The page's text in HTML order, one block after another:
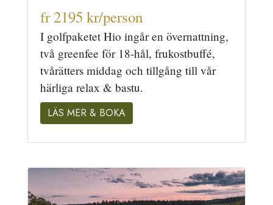
fr 2195 kr/person
I golfpaketet Hio ingår en övernattning,
två greenfee för 18-hål, frukostbuffé,
tvårätters middag och tillgång till vår
härliga relax & bastu.
LÄS MER & BOKA